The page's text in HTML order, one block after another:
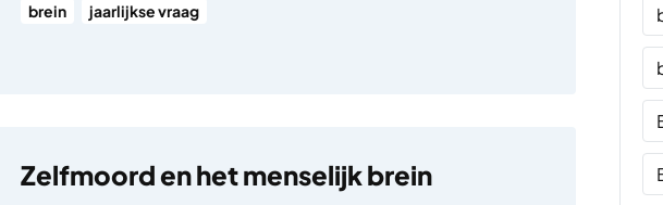
brein jaarlijkse vraag
Zelfmoord en het menselijk brein